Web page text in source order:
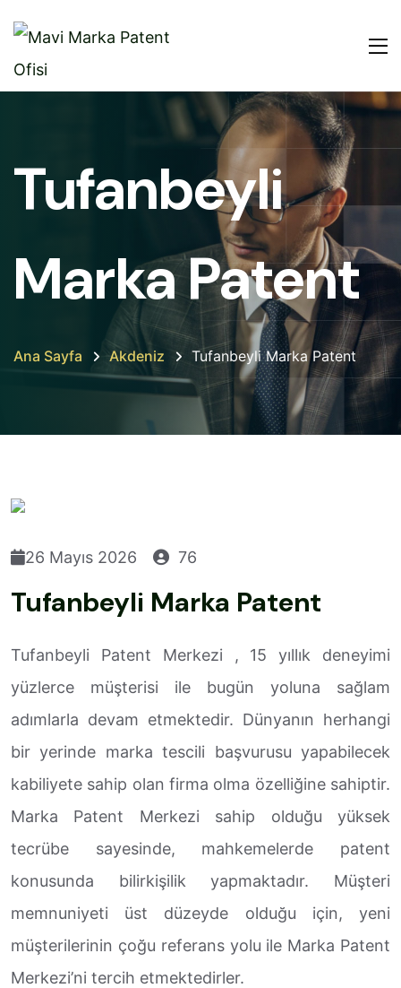
Tufanbeyli
Marka Patent
Ana Sayfa Akdeniz Tufanbeyli Marka Patent
26 Mayıs 2026 76
Tufanbeyli Marka Patent
Tufanbeyli Patent Merkezi , 15 yıllık deneyimi
yüzlerce müşterisi ile bugün yoluna sağlam
adımlarla devam etmektedir. Dünyanın herhangi
bir yerinde marka tescili başvurusu yapabilecek
kabiliyete sahip olan firma olma özelliğine sahiptir.
Marka Patent Merkezi sahip olduğu yüksek
tecrübe sayesinde, mahkemelerde patent
konusunda bilirkişilik yapmaktadır. Müşteri
memnuniyeti üst düzeyde olduğu için, yeni
müşterilerinin çoğu referans yolu ile Marka Patent
Merkezi’ni tercih etmektedirler.